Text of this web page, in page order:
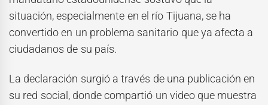
situación, especialmente en el río Tijuana, se ha
convertido en un problema sanitario que ya afecta a
ciudadanos de su país.
La declaración surgió a través de una publicación en
su red social, donde compartió un video que muestra